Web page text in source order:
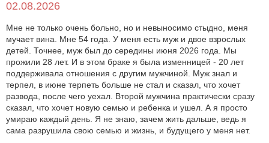
02.08.2026
Мне не только очень больно, но и невыносимо стыдно, меня
мучает вина. Мне 54 года. У меня есть муж и двое взрослых
детей. Точнее, муж был до середины июня 2026 года. Мы
прожили 28 лет. И в этом браке я была изменницей - 20 лет
поддерживала отношения с другим мужчиной. Муж знал и
терпел, в июне терпеть больше не стал и сказал, что хочет
развода, после чего уехал. Второй мужчина практически сразу
сказал, что хочет новую семью и ребенка и ушел. А я просто
умираю каждый день. Я не знаю, зачем жить дальше, ведь я
сама разрушила свою семью и жизнь, и будущего у меня нет.